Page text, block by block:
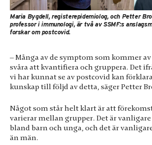
Maria Bygdell, registerepidemiolog, och Petter
professor i immunologi, är två av SSMF:s
forskar om postcovid.
– Många av de symptom som kommer
svåra att kvantifiera och gruppera. Det
vi har kunnat se av postcovid kan
kunskap till följd av detta, säger Petter
Något som står helt klart är att
varierar mellan grupper. Det är
bland barn och unga, och det är
än män.
kommer viss
funktionalitet
att försvinna
från
Marknadsföring
Genom att dela
med dig av dina
ditt beteende
när du surfar ökar
du chansen att få
se personligt